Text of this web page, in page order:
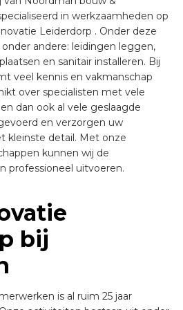
in werkzaamheden op
Leiderdorp . Onder deze
andere: leidingen leggen,
en sanitair installeren. Bij
veel kennis en vakmanschap
over specialisten met vele
dan ook al vele geslaagde
en verzorgen uw
kleinste detail. Met onze
kunnen wij de
professioneel uitvoeren.
bij
is al ruim 25 jaar